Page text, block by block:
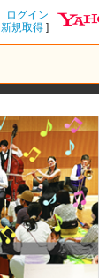
ログイン
新規取得 ]